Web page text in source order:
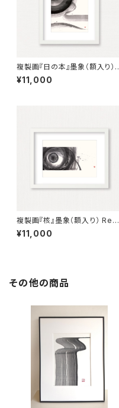
複製画『日の本』墨象（額入り）
Reproduction painting「Lan
d of the Rising Sun」（Fram
¥11,000
複製画『核』墨象（額入り） Repr
oduction painting「The Cor
e」（Framed）
¥11,000
その他の商品